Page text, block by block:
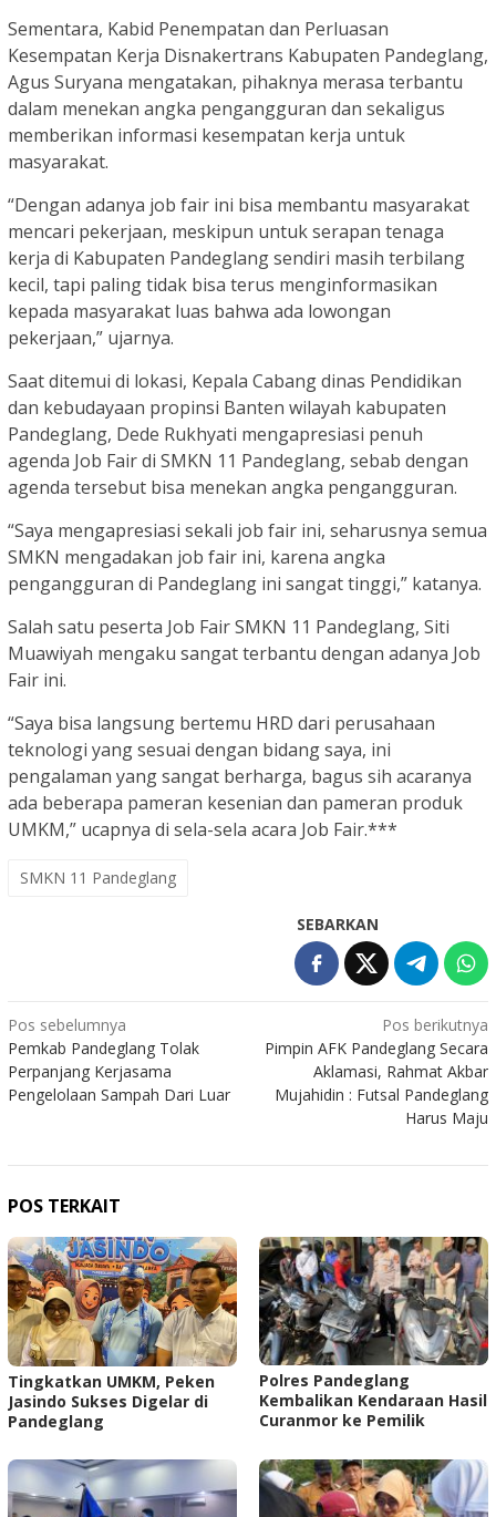
Sementara, Kabid Penempatan dan Perluasan
Kesempatan Kerja Disnakertrans Kabupaten Pandeglang,
Agus Suryana mengatakan, pihaknya merasa terbantu
dalam menekan angka pengangguran dan sekaligus
memberikan informasi kesempatan kerja untuk
masyarakat.
“Dengan adanya job fair ini bisa membantu masyarakat
mencari pekerjaan, meskipun untuk serapan tenaga
kerja di Kabupaten Pandeglang sendiri masih terbilang
kecil, tapi paling tidak bisa terus menginformasikan
kepada masyarakat luas bahwa ada lowongan
pekerjaan,” ujarnya.
Saat ditemui di lokasi, Kepala Cabang dinas Pendidikan
dan kebudayaan propinsi Banten wilayah kabupaten
Pandeglang, Dede Rukhyati mengapresiasi penuh
agenda Job Fair di SMKN 11 Pandeglang, sebab dengan
agenda tersebut bisa menekan angka pengangguran.
“Saya mengapresiasi sekali job fair ini, seharusnya semua
SMKN mengadakan job fair ini, karena angka
pengangguran di Pandeglang ini sangat tinggi,” katanya.
Salah satu peserta Job Fair SMKN 11 Pandeglang, Siti
Muawiyah mengaku sangat terbantu dengan adanya Job
Fair ini.
“Saya bisa langsung bertemu HRD dari perusahaan
teknologi yang sesuai dengan bidang saya, ini
pengalaman yang sangat berharga, bagus sih acaranya
ada beberapa pameran kesenian dan pameran produk
UMKM,” ucapnya di sela-sela acara Job Fair.***
SMKN 11 Pandeglang
SEBARKAN
Navigasi
pos
Pos sebelumnya
Pemkab Pandeglang Tolak
Perpanjang Kerjasama
Pengelolaan Sampah Dari Luar
Pos berikutnya
Pimpin AFK Pandeglang Secara
Aklamasi, Rahmat Akbar
Mujahidin : Futsal Pandeglang
Harus Maju
POS TERKAIT
Tingkatkan UMKM, Peken
Jasindo Sukses Digelar di
Pandeglang
‎Polres Pandeglang
Kembalikan Kendaraan Hasil
Curanmor ke Pemilik ‎ ‎